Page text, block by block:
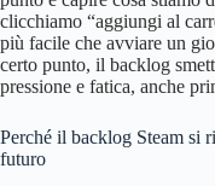
clicchiamo “aggiungi al
più facile che avviare un
certo punto, il backlog
pressione e fatica, anche
Perché il backlog Steam si
futuro